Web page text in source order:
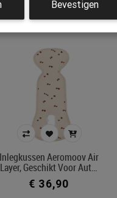
Inlegkussen Aeromoov Air
Layer, Geschikt Voor Aut…
€ 36,90
Bevestigen